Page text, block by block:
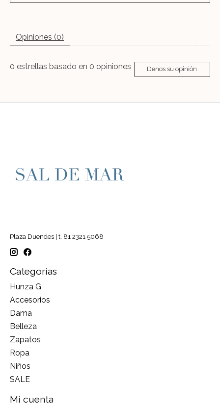
Opiniones (0)
0 estrellas basado en 0 opiniones Denos su opinión
Plaza Duendes | t. 81 2321 5068
Categorías
Hunza G
Accesorios
Dama
Belleza
Zapatos
Ropa
Niños
SALE
Mi cuenta